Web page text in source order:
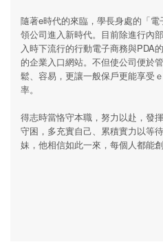
隨著e時代的來臨，學長身處的「
領公司進入新時代。目前除進行內
入時下流行的行動電子商務與PDA
的企業入口網站。不但使公司便於
鬆、容易，更讓一般保戶更能享受
率。
得志時當恪守本職，努力以赴，發
守困，多充實自己、累積實力以等
妹，他相信如此一來，每個人都能